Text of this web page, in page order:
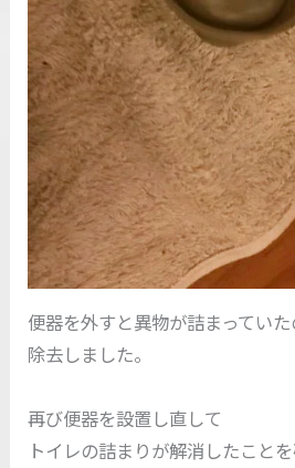
便器を外すと異物が詰まってい
除去しました。
再び便器を設置し直して
トイレの詰まりが解消したこと